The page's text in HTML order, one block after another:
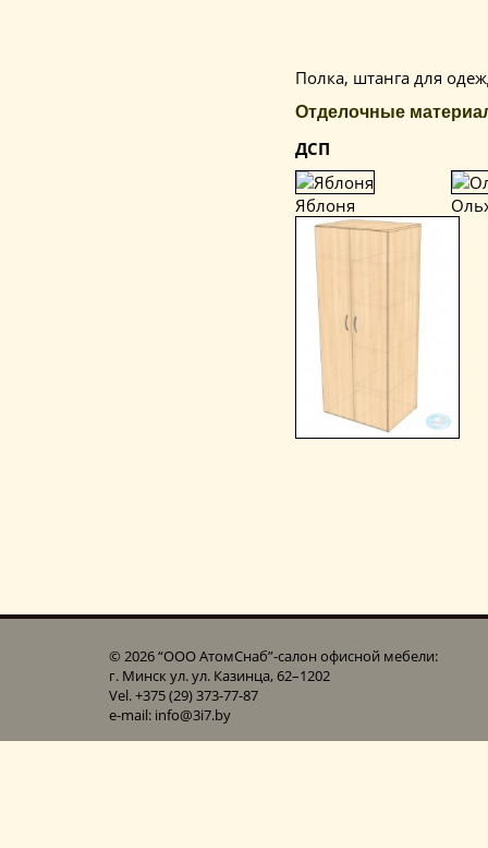
Полка, штанга для
Отделочные
ДСП
Яблоня
© 2026 “ООО АтомСнаб”-cалон офисной мебели:
г. Минск ул. ул. Казинца, 62–1202
Vel. +375 (29) 373-77-87
e-mail: info@3i7.by